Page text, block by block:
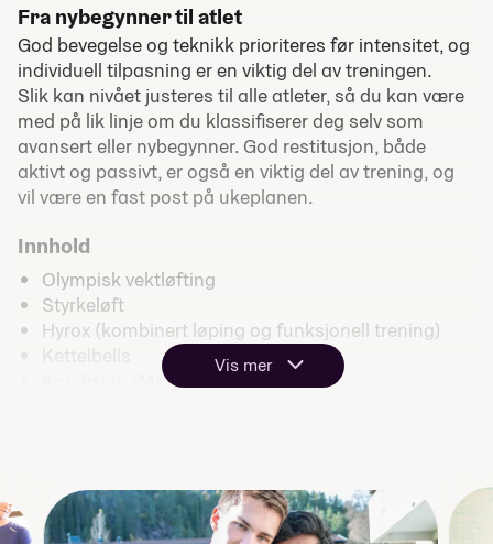
Fra nybegynner til atlet
God bevegelse og teknikk prioriteres før intensitet, og
individuell tilpasning er en viktig del av treningen.
Slik kan nivået justeres til alle atleter, så du kan være
med på lik linje om du klassifiserer deg selv som
avansert eller nybegynner. God restitusjon, både
aktivt og passivt, er også en viktig del av trening, og
vil være en fast post på ukeplanen.
Innhold
Olympisk vektløfting
Styrkeløft
Hyrox (kombinert løping og funksjonell trening)
Kettelbells
Kondisjon (MetCon)
Bevegelighetstrening
Optimal restitusjon
Vis mer